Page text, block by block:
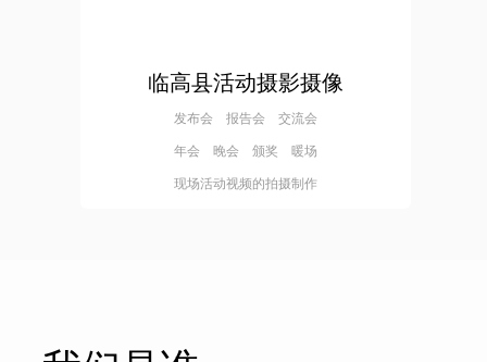
临高县活动摄影摄像
发布会 报告会 交流会
年会 晚会 颁奖 暖场
现场活动视频的拍摄制作